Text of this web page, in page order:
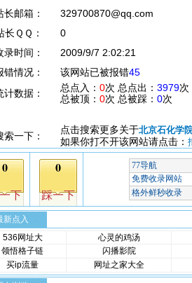
长邮箱：
329700870@qq.com
长ＱＱ：
0
录时间：
2009/9/7 2:02:21
错情况：
该网站已被报错45
计数据：
总点入： 0次 总点出： 3979次
总被顶： 0次 总被踩： 0次
索一下：
点击搜索更多关于北京石化学
如果你打不开该网站请点击：
新点入
536网址大
心灵的鸡汤
领悟格子链
闪播影院
买ip流量
网址之家大全